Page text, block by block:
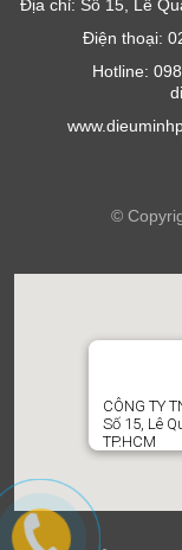
Địa chỉ: Số 15, Lê
Điện thoại:
Hotline:
©
CÔNG TY
Số 15, Lê
TP.HCM